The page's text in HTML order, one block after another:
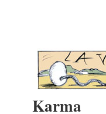
Karma